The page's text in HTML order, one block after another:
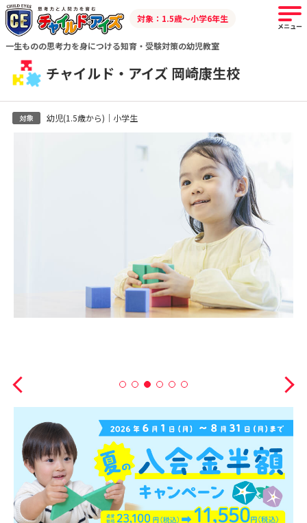
一生ものの思考力を身につける知育・受験対策の幼児教室
対象：1.5歳～小学6年生
メニュー
チャイルド・アイズ 岡崎康生校
幼児(1.5歳から)｜小学生